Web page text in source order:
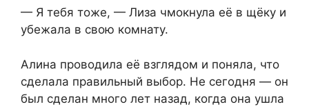
— Я тебя тоже, — Лиза чмокнула её в щёку и
убежала в свою комнату.
Алина проводила её взглядом и поняла, что
сделала правильный выбор. Не сегодня — он
был сделан много лет назад, когда она ушла